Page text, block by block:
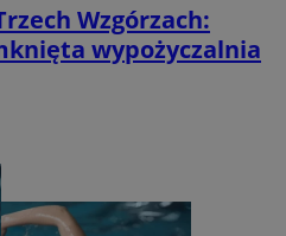
Wzgórzach:
wypożyczalnia